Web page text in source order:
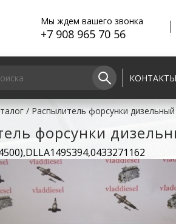
Мы ждем вашего звонка
+7 908 965 70 56
КОНТАКТЫ
/Распылитель форсунки дизельный
форсунки